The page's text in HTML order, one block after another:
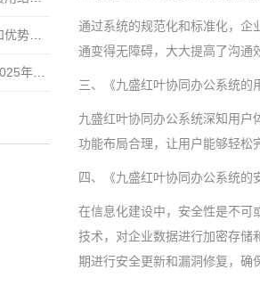
通过系统的规范化和标准化，企
通变得无障碍，大大提高了沟通
三、《九盛红叶协同办公系统的
九盛红叶协同办公系统深知用户
功能布局合理，让用户能够轻松
四、《九盛红叶协同办公系统的
在信息化建设中，安全性是不可
技术，对企业数据进行加密存储
期进行安全更新和漏洞修复，确